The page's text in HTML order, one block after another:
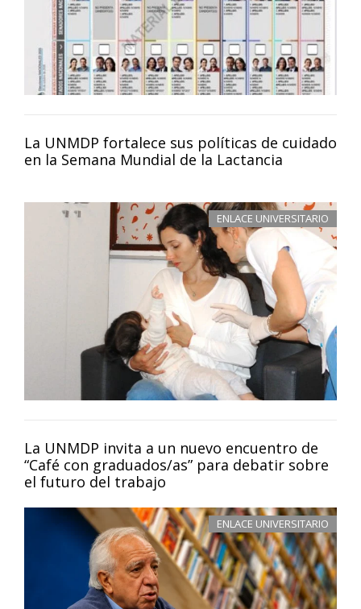
La UNMDP fortalece sus políticas de cuidado
en la Semana Mundial de la Lactancia
ENLACE UNIVERSITARIO
La UNMDP invita a un nuevo encuentro de
“Café con graduados/as” para debatir sobre
el futuro del trabajo
ENLACE UNIVERSITARIO